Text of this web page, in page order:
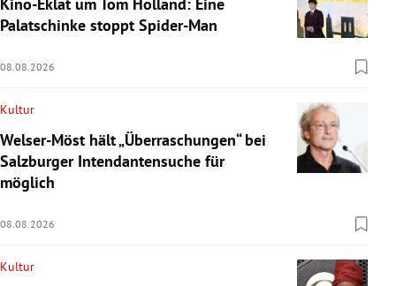
Kino-Eklat um Tom Holland: Eine
Palatschinke stoppt Spider-Man
08.08.2026
Kultur
Welser-Möst hält „Überraschungen“ bei
Salzburger Intendantensuche für
möglich
08.08.2026
Kultur